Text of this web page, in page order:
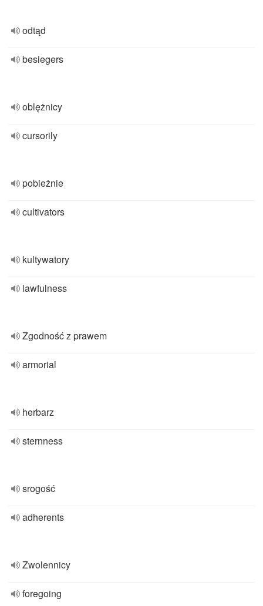
odtąd
besiegers
oblężnicy
cursorily
pobieżnie
cultivators
kultywatory
lawfulness
Zgodność z prawem
armorial
herbarz
sternness
srogość
adherents
Zwolennicy
foregoing